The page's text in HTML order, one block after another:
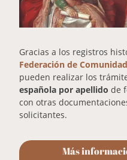
Gracias a los registros
Federación de
pueden realizar los
española por apellido de
con otras
solicitantes.
Más